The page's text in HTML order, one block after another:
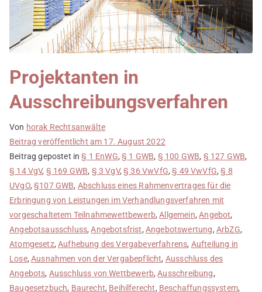
Projektanten in
Ausschreibungsverfahren
Von horak Rechtsanwälte
Beitrag veröffentlicht am 17. August 2022
Beitrag gepostet in§ 1 EnWG,§ 1 GWB, § 100 GWB, § 127 GWB,
§ 14 VgV, § 169 GWB, § 3 VgV,§ 36 VwVfG,§ 49 VwVfG,§ 8
UVgO,§107 GWB, Abschluss eines Rahmenvertrages für die
Erbringung von Leistungen im Verhandlungsverfahren mit
vorgeschaltetem Teilnahmewettbewerb,Allgemein,Angebot,
Angebotsausschluss,Angebotsfrist, Angebotswertung, ArbZG,
Atomgesetz,Aufhebung des Vergabeverfahrens, Aufteilung in
Lose,Ausnahmen von der Vergabepflicht, Ausschluss des
Angebots, Ausschluss von Wettbewerb,Ausschreibung,
Baugesetzbuch, Baurecht, Beihilferecht, Beschaffungssystem,